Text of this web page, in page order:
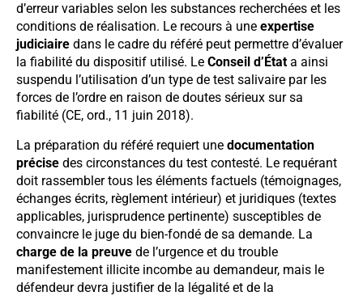
d’erreur variables selon les substances recherchées et les
conditions de réalisation. Le recours à une expertise
judiciaire dans le cadre du référé peut permettre d’évaluer
la fiabilité du dispositif utilisé. Le Conseil d’État a ainsi
suspendu l’utilisation d’un type de test salivaire par les
forces de l’ordre en raison de doutes sérieux sur sa
fiabilité (CE, ord., 11 juin 2018).
La préparation du référé requiert une documentation
précise des circonstances du test contesté. Le requérant
doit rassembler tous les éléments factuels (témoignages,
échanges écrits, règlement intérieur) et juridiques (textes
applicables, jurisprudence pertinente) susceptibles de
convaincre le juge du bien-fondé de sa demande. La
charge de la preuve de l’urgence et du trouble
manifestement illicite incombe au demandeur, mais le
défendeur devra justifier de la légalité et de la